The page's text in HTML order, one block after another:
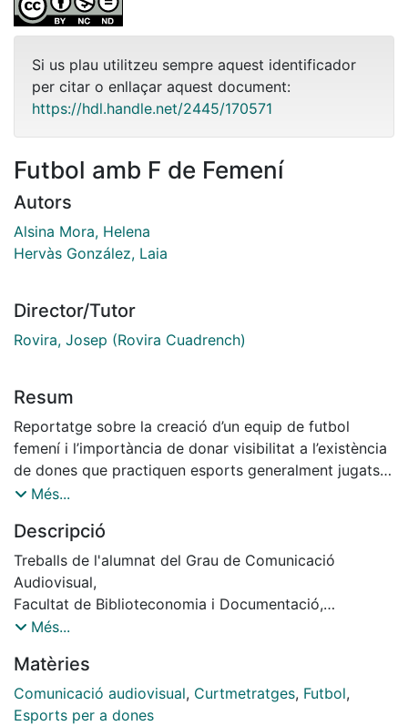
Si us plau utilitzeu sempre aquest identificador
per citar o enllaçar aquest document:
https://hdl.handle.net/2445/170571
Futbol amb F de Femení
Autors
Alsina Mora, Helena
Hervàs González, Laia
Director/Tutor
Rovira, Josep (Rovira Cuadrench)
Resum
Reportatge sobre la creació d’un equip de futbol
femení i l’importància de donar visibilitat a l’existència
de dones que practiquen esports generalment jugats
per homes.
Més...
Descripció
Treballs de l'alumnat del Grau de Comunicació
Audiovisual,
Facultat de Biblioteconomia i Documentació,
Universitat de Barcelona,
Curs: 2019-2020, Tutor: Josep Rovira. // Director:
Helena Alsina Mora i Laia Hervàs Gonzalez; Productor:
Helena Alsina Mora i Laia Hervàs Gonzalez; Guionista:
Més...
Matèries
Comunicació audiovisual, Curtmetratges, Futbol,
Esports per a dones